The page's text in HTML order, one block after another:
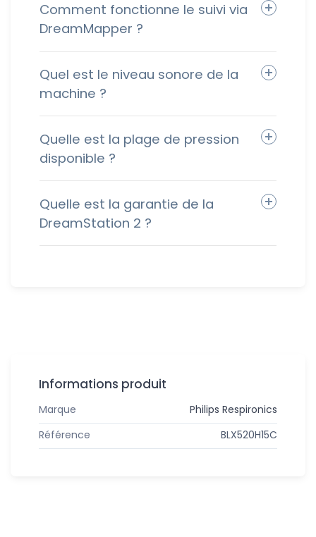
Comment fonctionne le suivi via
DreamMapper ?
Quel est le niveau sonore de la
machine ?
Quelle est la plage de pression
disponible ?
Quelle est la garantie de la
DreamStation 2 ?
Informations produit
Marque
Philips Respironics
Référence
BLX520H15C